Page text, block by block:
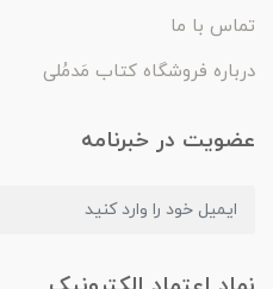
تماس با ما
درباره فروشگاه کتاب مَدمُلی
عضویت در خبرنامه